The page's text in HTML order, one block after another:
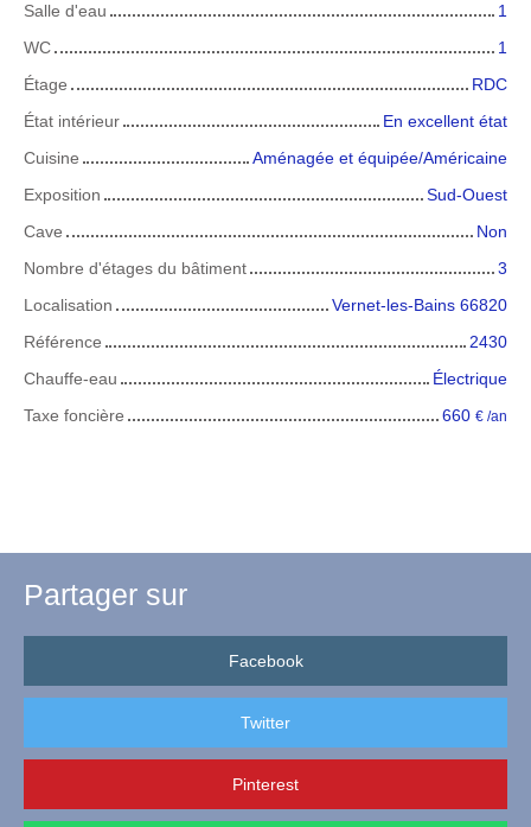
Salle d'eau
1
WC
1
Étage
RDC
État intérieur
En excellent état
Cuisine
Aménagée et équipée/Américaine
Exposition
Sud-Ouest
Cave
Non
Nombre d'étages du bâtiment
3
Localisation
Vernet-les-Bains 66820
Référence
2430
Chauffe-eau
Électrique
Taxe foncière
660 € /an
Partager sur
Facebook
Twitter
Pinterest